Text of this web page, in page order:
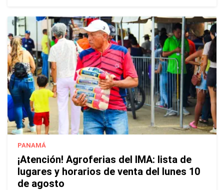
PANAMÁ
¡Atención! Agroferias del IMA: lista de
lugares y horarios de venta del lunes 10
de agosto